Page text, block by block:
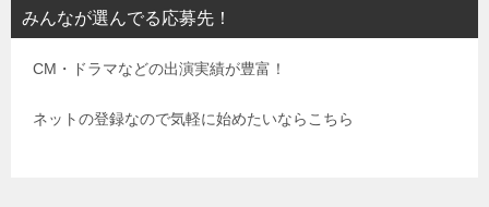
みんなが選んでる応募先！
CM・ドラマなどの出演実績が豊富！
ネットの登録なので気軽に始めたいならこちら